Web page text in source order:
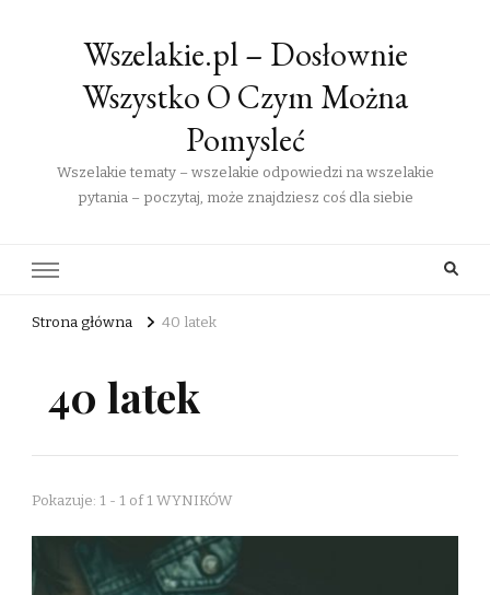
Wszelakie.pl – Dosłownie
Wszystko O Czym Można
Pomysleć
Wszelakie tematy – wszelakie odpowiedzi na wszelakie
pytania – poczytaj, może znajdziesz coś dla siebie
Strona główna 40 latek
40 latek
Pokazuje: 1 - 1 of 1 WYNIKÓW